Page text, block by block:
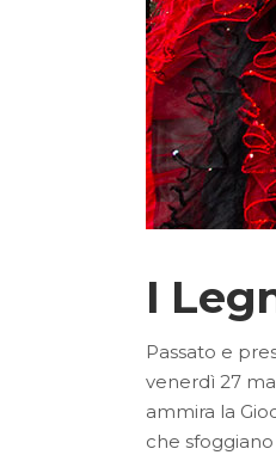
I
Passato e
venerdì 27
ammira la
che